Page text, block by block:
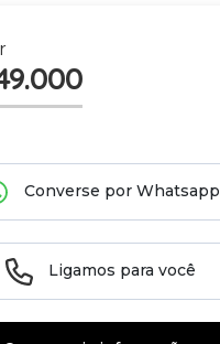
Converse por Whatsapp
Ligamos para você